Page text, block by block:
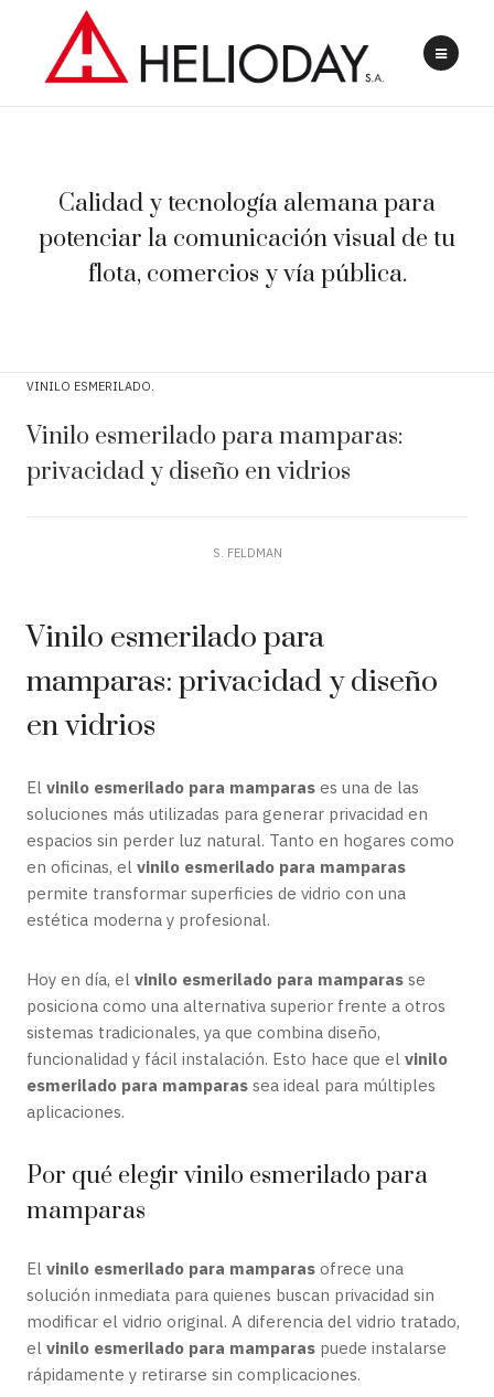
Calidad y tecnología alemana para
potenciar la comunicación visual de tu
flota, comercios y vía pública.
VINILO ESMERILADO
Vinilo esmerilado para mamparas:
privacidad y diseño en vidrios
S. FELDMAN
Vinilo esmerilado para
mamparas: privacidad y diseño
en vidrios
El vinilo esmerilado para mamparas es una de las
soluciones más utilizadas para generar privacidad en
espacios sin perder luz natural. Tanto en hogares como
en oficinas, el vinilo esmerilado para mamparas
permite transformar superficies de vidrio con una
estética moderna y profesional.
Hoy en día, el vinilo esmerilado para mamparas se
posiciona como una alternativa superior frente a otros
sistemas tradicionales, ya que combina diseño,
funcionalidad y fácil instalación. Esto hace que el vinilo
esmerilado para mamparas sea ideal para múltiples
aplicaciones.
Por qué elegir vinilo esmerilado para
mamparas
El vinilo esmerilado para mamparas ofrece una
solución inmediata para quienes buscan privacidad sin
modificar el vidrio original. A diferencia del vidrio tratado,
el vinilo esmerilado para mamparas puede instalarse
rápidamente y retirarse sin complicaciones.